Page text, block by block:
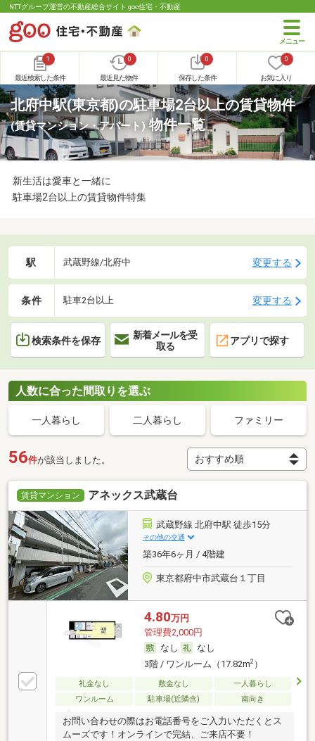
NTTグループ運営の不動産総合サイト goo住宅・不動産
1
最近検索した条件
0
最近見た物件
0
保存した条件
0
お気に入り
北府中駅(東京都)の駐車場2台以上の賃貸物件
(賃貸マンション・アパート) 物件一覧
新生活は愛車と一緒に
駐車場2台以上の賃貸物件特集
駅 武蔵野線/北府中 変更する
条件 駐車2台以上 変更する
検索条件を保存
新着メールを受
取る
アプリで探す
人数に合った間取りを選ぶ
一人暮らし 二人暮らし ファミリー
56件が該当しました。
賃貸マンション アネックス武蔵台
武蔵野線 北府中駅 徒歩15分
その他の交通
築36年6ヶ月 / 4階建
東京都府中市武蔵台１丁目
4.80万円
管理費2,000円
なし
なし
3階 / ワンルーム（17.82m2）
礼金なし 敷金なし
一人暮らし
ワンルーム
駐車場(近隣含) 南向き
お問い合わせの際はお電話番号をご入力いただくとス
ムーズです！オンラインで完結、ご来店不要！